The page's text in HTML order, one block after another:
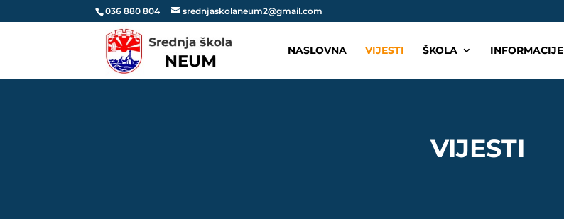
036 880 804 srednjaskolaneum2@gmail.com
NASLOVNA VIJESTI ŠKOLA INFORMACIJE
VIJESTI